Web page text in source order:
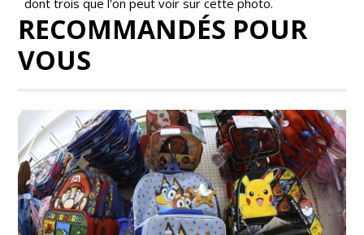
RECOMMANDÉS POUR
VOUS